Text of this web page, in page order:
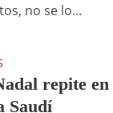
no se lo...
repite
Saudí